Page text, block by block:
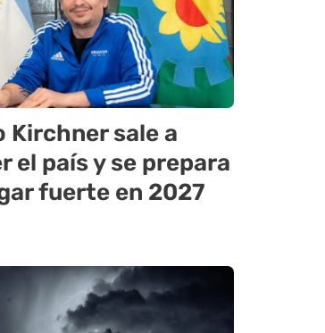
Kirchner sale a
el país y se prepara
fuerte en 2027